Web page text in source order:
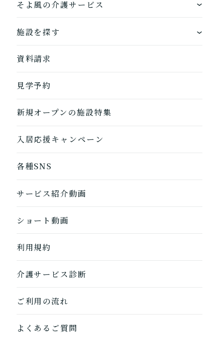
居宅介護支援
1つ前に戻る
1つ前に戻る
1つ前に戻る
1つ前に戻る
1つ前に戻る
1つ前に戻る
1つ前に戻る
お客様に選ばれるできたてのお食事
そよ風の介護サービス
ホームに入居する
自宅から通う
自宅に来てもらう
施設を探す
地図から探す
自宅から通う/来てもらう
資料請求
見学予約
新規オープンの施設特集
入居応援キャンペーン
各種SNS
サービス紹介動画
ショート動画
利用規約
介護サービス診断
ご利用の流れ
よくあるご質問